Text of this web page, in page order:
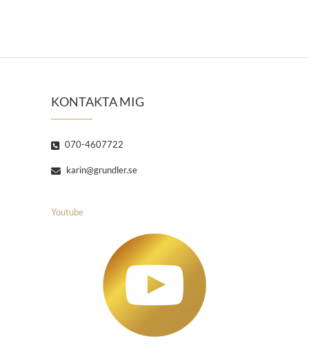
KONTAKTA MIG
070-4607722
karin@grundler.se
Youtube